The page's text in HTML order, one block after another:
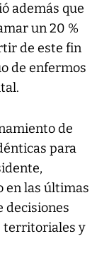
además que
un 20 %
de este fin
de enfermos
de
para
en las últimas
decisiones
territoriales y